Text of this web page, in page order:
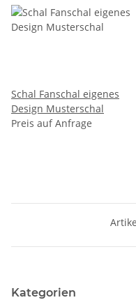
Schal Fanschal eigenes
Design Musterschal
Preis auf Anfrage
Kategorien